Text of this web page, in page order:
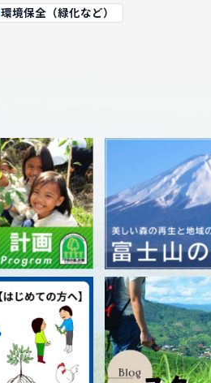
環境保全（緑化など）